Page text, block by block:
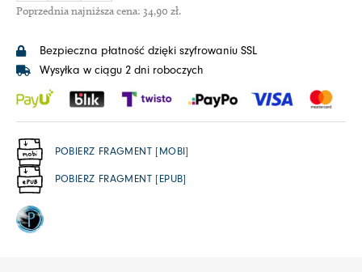
Poprzednia najniższa cena: 34,90 zł.
Bezpieczna płatność dzięki szyfrowaniu SSL
Wysyłka w ciągu 2 dni roboczych
POBIERZ FRAGMENT [MOBI]
POBIERZ FRAGMENT [EPUB]